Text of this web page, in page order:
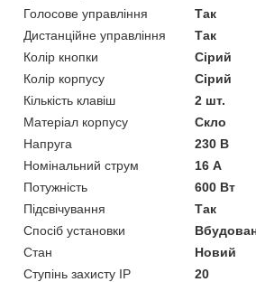
Голосове управління
Так
Дистанційне управління
Так
Колір кнопки
Сірий
Колір корпусу
Сірий
Кількість клавіш
2 шт.
Матеріал корпусу
Скло
Напруга
230 В
Номінальний струм
16 А
Потужність
600 Вт
Підсвічування
Так
Спосіб установки
Стан
Новий
Ступінь захисту IP
20